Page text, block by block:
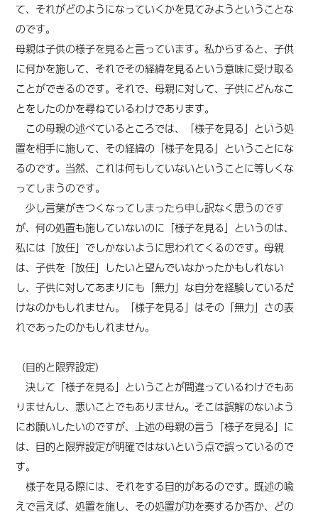
て、それがどのようになっていくかを見てみようということな
のです。
母親は子供の様子を見ると言っています。私からすると、子供
に何かを施して、それでその経緯を見るという意味に受け取る
ことができるのです。それで、母親に対して、子供にどんなこ
とをしたのかを尋ねているわけであります。
この母親の述べているところでは、「様子を見る」という処
置を相手に施して、その経緯の「様子を見る」ということにな
るのです。当然、これは何もしていないということに等しくな
ってしまうのです。
少し言葉がきつくなってしまったら申し訳なく思うのです
が、何の処置も施していないのに「様子を見る」というのは、
私には「放任」でしかないように思われてくるのです。母親
は、子供を「放任」したいと望んでいなかったかもしれない
し、子供に対してあまりにも「無力」な自分を経験しているだ
けなのかもしれません。
「様子を見る」はその「無力」さの表
れであったのかもしれません。
（目的と限界設定）
決して「様子を見る」ということが間違っているわけでもあ
りませんし、悪いことでもありません。そこは誤解のないよう
にお願いしたいのですが、上述の母親の言う「様子を見る」に
は、目的と限界設定が明確ではないという点で誤っているので
す。
様子を見る際には、それをする目的があるのです。既述の喩
えで言えば、処置を施し、その処置が功を奏するか否か、どの